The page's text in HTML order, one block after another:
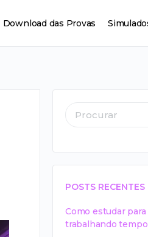
Download das Provas
POSTS RECENTES
Como estudar
trabalhando